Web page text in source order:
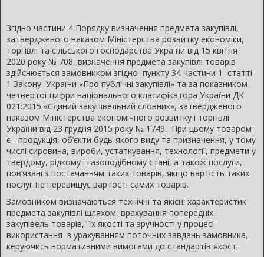
Згідно частини 4 Порядку визначення предмета закупівлі,
затвердженого наказом Міністерства розвитку економіки,
торгівлі та сільського господарства України від 15 квітня
2020 року № 708, визначення предмета закупівлі товарів
здійснюється замовником згідно пункту 34 частини 1 статті
1 Закону України «Про публічні закупівлі» та за показником
четвертої цифри національного класифікатора України ДК
021:2015 «Єдиний закупівельний словник», затвердженого
наказом Міністерства економічного розвитку і торгівлі
України від 23 грудня 2015 року № 1749. При цьому товаром
є - продукція, об’єкти будь-якого виду та призначення, у тому
числі сировина, вироби, устаткування, технології, предмети у
твердому, рідкому і газоподібному стані, а також послуги,
пов’язані з постачанням таких товарів, якщо вартість таких
послуг не перевищує вартості самих товарів.
Замовником визначаються технічні та якісні характеристик
предмета закупівлі шляхом врахування попередніх
закупівель товарів, їх якості та зручності у процесі
використання з урахуванням поточних завдань замовника,
керуючись нормативними вимогами до стандартів якості.